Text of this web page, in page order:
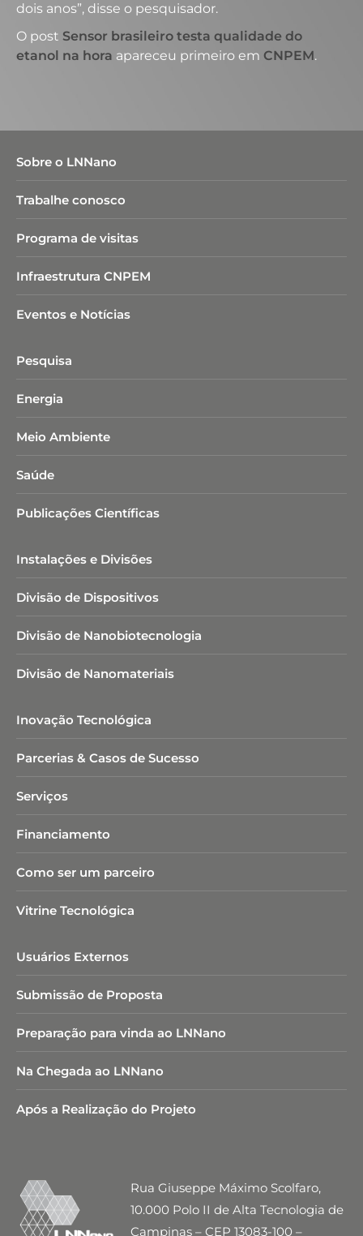
dois anos”, disse o pesquisador.
O post Sensor brasileiro testa qualidade do
etanol na hora apareceu primeiro em CNPEM.
Sobre o LNNano
Trabalhe conosco
Programa de visitas
Infraestrutura CNPEM
Eventos e Notícias
Pesquisa
Energia
Meio Ambiente
Saúde
Publicações Científicas
Instalações e Divisões
Divisão de Dispositivos
Divisão de Nanobiotecnologia​
Divisão de Nanomateriais
Inovação Tecnológica
Parcerias & Casos de Sucesso
Serviços
Financiamento
Como ser um parceiro
Vitrine Tecnológica
Usuários Externos
Submissão de Proposta
Preparação para vinda ao LNNano
Na Chegada ao LNNano
Após a Realização do Projeto
Rua Giuseppe Máximo Scolfaro,
10.000 Polo II de Alta Tecnologia de
Campinas – CEP 13083-100 –